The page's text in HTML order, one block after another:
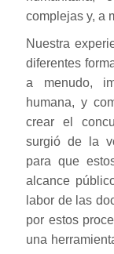
complejas y, a
Nuestra
diferentes
a menudo,
humana, y
crear el
surgió de la
para que
alcance
labor de las
por estos
una